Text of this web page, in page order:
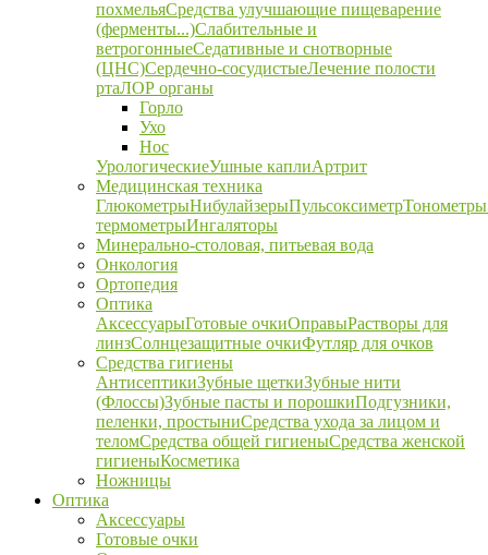
похмельяСредства улучшающие пищеварение
(ферменты...)Слабительные и
ветрогонныеСедативные и снотворные
(ЦНС)Сердечно-сосудистыеЛечение полости
ртаЛОР органы
Горло
Ухо
Нос
УрологическиеУшные каплиАртрит
Медицинская техника
ГлюкометрыНибулайзерыПульсоксиметрТонометры
термометрыИнгаляторы
Минерально-столовая, питьевая вода
Онкология
Ортопедия
Оптика
АксессуарыГотовые очкиОправыРастворы для
линзСолнцезащитные очкиФутляр для очков
Средства гигиены
АнтисептикиЗубные щеткиЗубные нити
(Флоссы)Зубные пасты и порошкиПодгузники,
пеленки, простыниСредства ухода за лицом и
теломСредства общей гигиеныСредства женской
гигиеныКосметика
Ножницы
Оптика
Аксессуары
Готовые очки